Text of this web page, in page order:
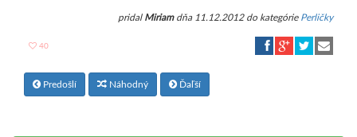
pridal Miriamdňa 11.12.2012 do kategórie Perličky
40
Predošlí Náhodný Ďaľší